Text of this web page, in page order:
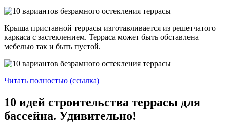
Крыша приставной террасы изготавливается из решетчатого
каркаса с застеклением. Терраса может быть обставлена
мебелью так и быть пустой.
Читать полностью (ссылка)
10 идей строительства террасы для
бассейна. Удивительно!